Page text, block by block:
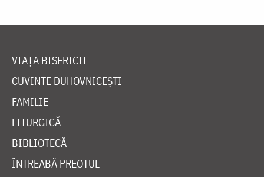
VIAȚA BISERICII
CUVINTE DUHOVNICEȘTI
FAMILIE
LITURGICĂ
BIBLIOTECĂ
ÎNTREABĂ PREOTUL